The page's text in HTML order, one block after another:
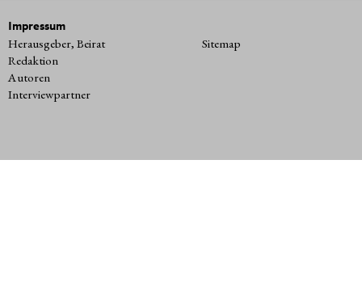
Impressum
Herausgeber, Beirat
Redaktion
Autoren
Interviewpartner
Sitemap